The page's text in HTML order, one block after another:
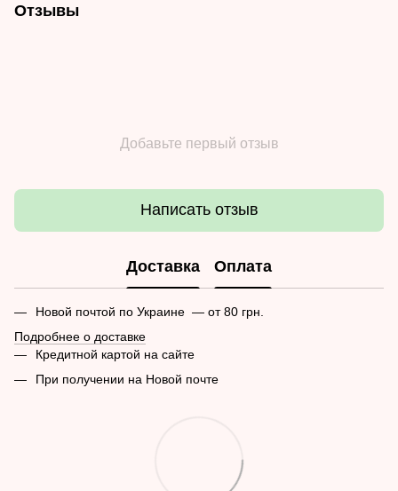
Отзывы
Добавьте первый отзыв
Написать отзыв
Доставка Оплата
Новой почтой по Украине — от 80 грн.
Подробнее о доставке
Кредитной картой на сайте
При получении на Новой почте